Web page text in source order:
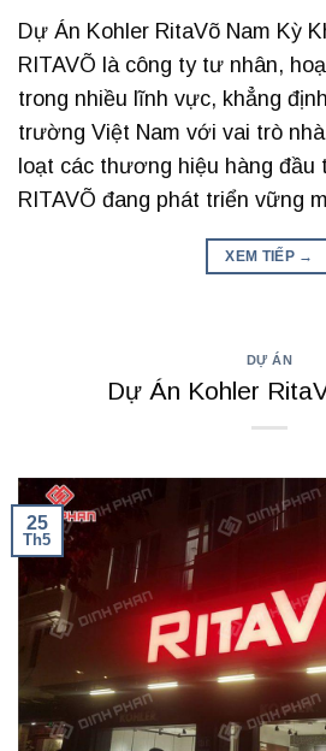
Dự Án Kohler RitaVõ Nam Kỳ
RITAVÕ là công ty tư nhân,
trong nhiều lĩnh vực, khẳng
trường Việt Nam với vai trò
loạt các thương hiệu hàng đầu
RITAVÕ đang phát triển vững
XEM TIẾP →
DỰ ÁN
Dự Án Kohler
25
Th5